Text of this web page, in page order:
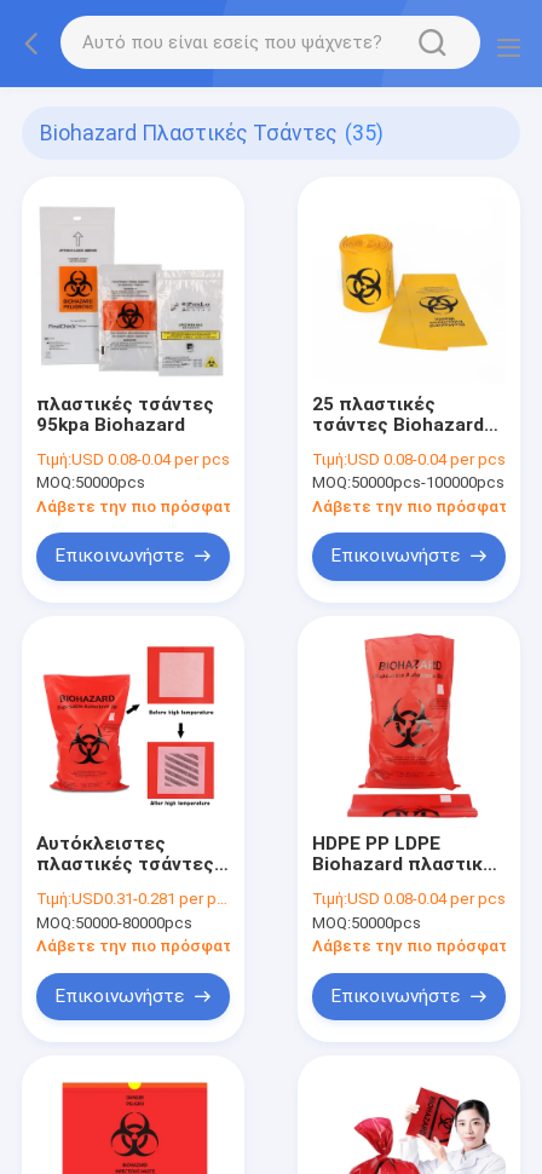
Biohazard Πλαστικές Τσάντες (35)
πλαστικές τσάντες
95kpa Biohazard
Τιμή:USD 0.08-0.04 per pcs
MOQ:50000pcs
Λάβετε την πιο πρόσφατη τιμή
Επικοινωνήστε
25 πλαστικές
τσάντες Biohazard
Τιμή:USD 0.08-0.04 per pcs
MOQ:50000pcs-100000pcs
Λάβετε την πιο πρόσφατη
Επικοινωνήστε
Αυτόκλειστες
πλαστικές τσάντες
Τιμή:USD0.31-0.281 per pcs
MOQ:50000-80000pcs
Λάβετε την πιο πρόσφατη τιμή
Επικοινωνήστε
HDPE PP LDPE
Biohazard πλαστικές
ιατρικά απόβλητα
νοσοκομείων
Τιμή:USD 0.08-0.04 per pcs
MOQ:50000pcs
Λάβετε την πιο πρόσφατη
Επικοινωνήστε